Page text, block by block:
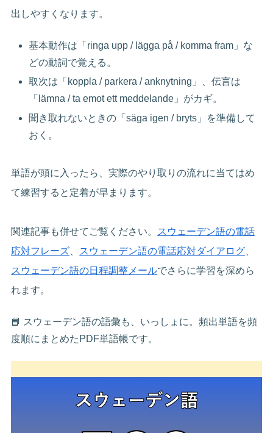
出しやすくなります。
基本動作は「ringa upp / lägga på / komma fram」な
どの動詞で覚える。
取次は「koppla / parkera / anknytning」、伝言は
「lämna / ta emot ett meddelande」がカギ。
聞き取れないときの「säga igen / bryts」を準備して
おく。
単語が頭に入ったら、実際のやり取りの流れに当てはめ
て練習すると定着が早まります。
関連記事も併せてご覧ください。
スウェーデン語の電話
応対フレーズ
スウェーデン語の電話応対ダイアログ
スウェーデン語の日程調整メールでさらに学習を深めら
れます。
📘 スウェーデン語の語彙も、いっしょに。頻出単語を頻
度順にまとめたPDF単語帳です。